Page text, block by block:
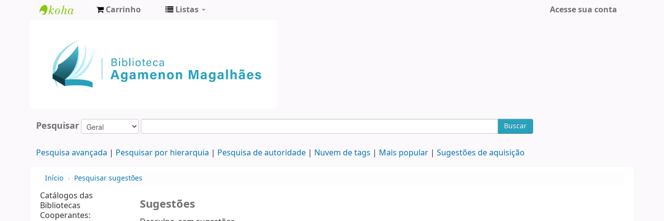
Agamenon
Magalhães
Carrinho Listas Acesse sua conta
Pesquisar Buscar
Pesquisa avançada Pesquisar por hierarquia Pesquisa de autoridade Nuvem de tags Mais popular Sugestões de aquisição
Início › Pesquisar sugestões
Catálogos das
Bibliotecas
Cooperantes:
Sugestões